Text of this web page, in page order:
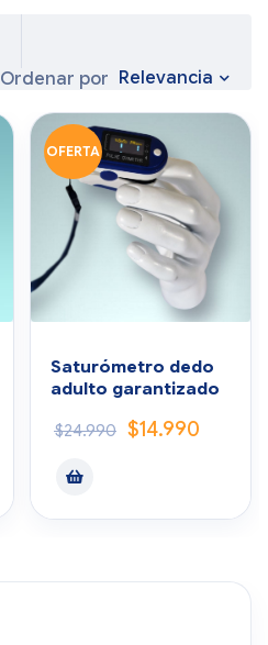
Ordenar por Relevancia
OFERTA
Saturómetro dedo
adulto garantizado
$24.990 $14.990